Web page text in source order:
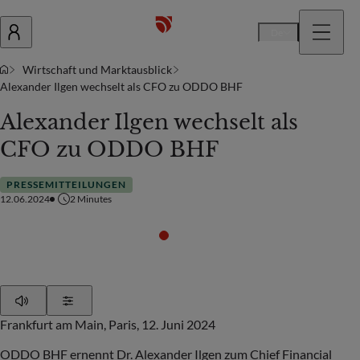
Wirtschaft und Marktausblick
Alexander Ilgen wechselt als CFO zu ODDO BHF
Alexander Ilgen wechselt als
CFO zu ODDO BHF
PRESSEMITTEILUNGEN
12.06.2024
2 Minutes
Frankfurt am Main, Paris, 12. Juni 2024
ODDO BHF ernennt Dr. Alexander Ilgen zum Chief Financial